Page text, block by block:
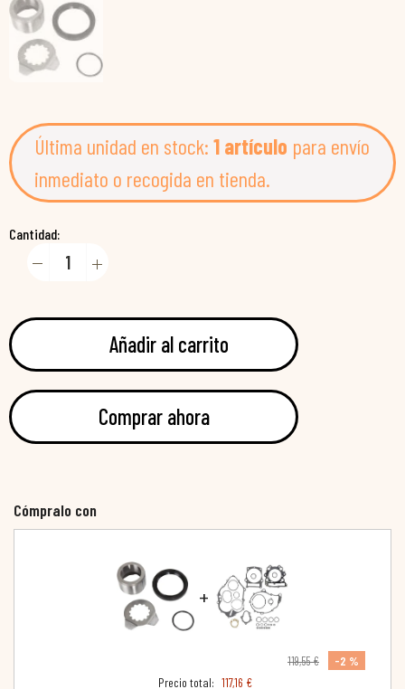
Última unidad en stock: 1 artículo para envío
inmediato o recogida en tienda.
Cantidad:
Añadir al carrito
Comprar ahora
Cómpralo con
+
119,55 €
-2 %
Precio total: 117,16 €